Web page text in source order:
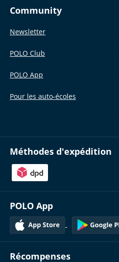
Community
Newsletter
POLO Club
POLO App
Pour les auto-écoles
Méthodes d'expédition
POLO App
Récompenses